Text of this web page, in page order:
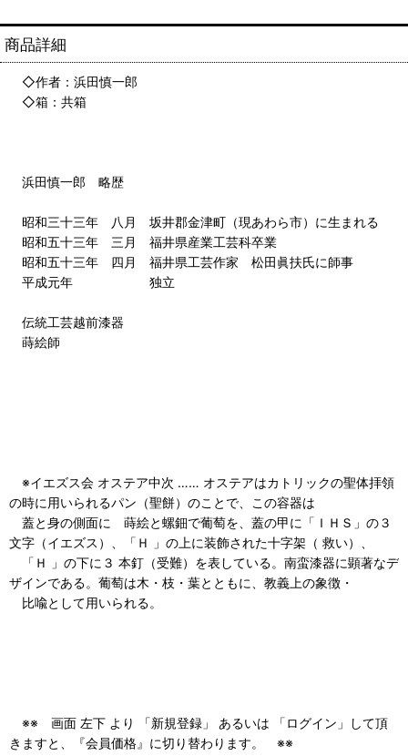
商品詳細
◇作者：浜田慎一郎
◇箱：共箱
浜田慎一郎 略歴
昭和三十三年 八月 坂井郡金津町（現あわら市）に生まれる
昭和五十三年 三月 福井県産業工芸科卒業
昭和五十三年 四月 福井県工芸作家 松田眞扶氏に師事
平成元年 独立
伝統工芸越前漆器
蒔絵師
※イエズス会 オステア中次 …… オステアはカトリックの聖体拝領
の時に用いられるパン（聖餅）のことで、この容器は
蓋と身の側面に 蒔絵と螺鈿で葡萄を、蓋の甲に「ＩＨＳ」の３
文字（イエズス）、「Ｈ 」の上に装飾された十字架（ 救い）、
「Ｈ 」の下に３ 本釘（受難）を表している。南蛮漆器に顕著なデ
ザインである。葡萄は木・枝・葉とともに、教義上の象徴・
比喩として用いられる。
※※ 画面 左下 より 「新規登録」 あるいは 「ログイン」して頂
きますと、『会員価格』に切り替わります。 ※※